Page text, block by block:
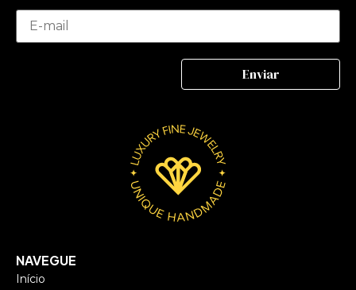
NAVEGUE
Início